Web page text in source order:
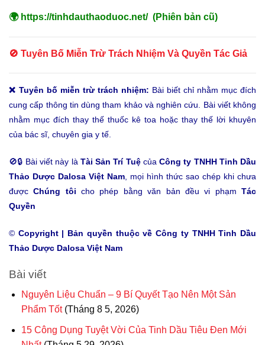
🌍 https://tinhdauthaoduoc.net/(Phiên bản cũ)
🚫 Tuyên Bố Miễn Trừ Trách Nhiệm Và Quyền Tác Giả
❌ Tuyên bố miễn trừ trách nhiệm: Bài biết chỉ nhằm mục đích
cung cấp thông tin dùng tham khảo và nghiên cứu. Bài viết không
nhằm mục đích thay thế thuốc kê toa hoặc thay thế lời khuyên
của bác sĩ, chuyên gia y tế.
🚫🔒 Bài viết này là Tài Sản Trí Tuệcủa Công ty TNHH Tinh Dầu
Thảo Dược Dalosa Việt Nam , mọi hình thức sao chép khi chưa
đượcChúng tôi cho phép bằng văn bản đều vi phạmTác
Quyền
© Copyright | Bản quyền thuộc về Công ty TNHH Tinh Dầu
Thảo Dược Dalosa Việt Nam
Bài viết
Nguyên Liệu Chuẩn – 9 Bí Quyết Tạo Nên Một Sản
Phẩm Tốt (Tháng 8 5, 2026)
15 Công Dụng Tuyệt Vời Của Tinh Dầu Tiêu Đen Mới